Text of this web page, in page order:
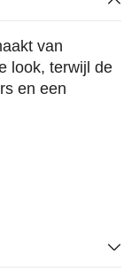
van
look, terwijl de
en een